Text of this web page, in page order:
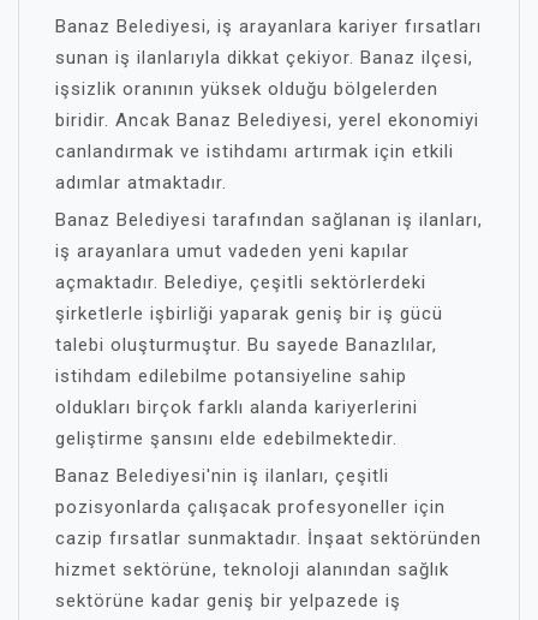
Banaz Belediyesi, iş arayanlara kariyer fırsatları
sunan iş ilanlarıyla dikkat çekiyor. Banaz ilçesi,
işsizlik oranının yüksek olduğu bölgelerden
biridir. Ancak Banaz Belediyesi, yerel ekonomiyi
canlandırmak ve istihdamı artırmak için etkili
adımlar atmaktadır.
Banaz Belediyesi tarafından sağlanan iş ilanları,
iş arayanlara umut vadeden yeni kapılar
açmaktadır. Belediye, çeşitli sektörlerdeki
şirketlerle işbirliği yaparak geniş bir iş gücü
talebi oluşturmuştur. Bu sayede Banazlılar,
istihdam edilebilme potansiyeline sahip
oldukları birçok farklı alanda kariyerlerini
geliştirme şansını elde edebilmektedir.
Banaz Belediyesi'nin iş ilanları, çeşitli
pozisyonlarda çalışacak profesyoneller için
cazip fırsatlar sunmaktadır. İnşaat sektöründen
hizmet sektörüne, teknoloji alanından sağlık
sektörüne kadar geniş bir yelpazede iş